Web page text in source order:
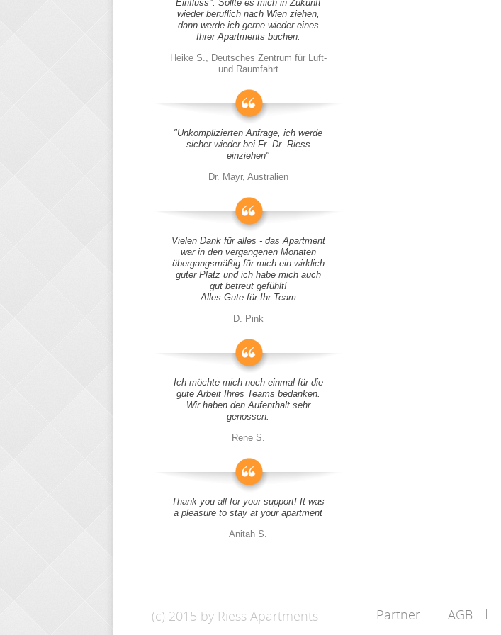
Einfluss". Sollte es mich in Zukunft
wieder beruflich nach Wien ziehen,
dann werde ich gerne wieder eines
Ihrer Apartments buchen.
Heike S., Deutsches Zentrum für Luft-
und Raumfahrt
"Unkomplizierten Anfrage, ich werde
sicher wieder bei Fr. Dr. Riess
einziehen"
Dr. Mayr, Australien
Vielen Dank für alles - das Apartment
war in den vergangenen Monaten
übergangsmäßig für mich ein wirklich
guter Platz und ich habe mich auch
gut betreut gefühlt!
Alles Gute für Ihr Team
D. Pink
Ich möchte mich noch einmal für die
gute Arbeit Ihres Teams bedanken.
Wir haben den Aufenthalt sehr
genossen.
Rene S.
Thank you all for your support! It was
a pleasure to stay at your apartment
Anitah S.
(c) 2015 by Riess Apartments Partner AGB